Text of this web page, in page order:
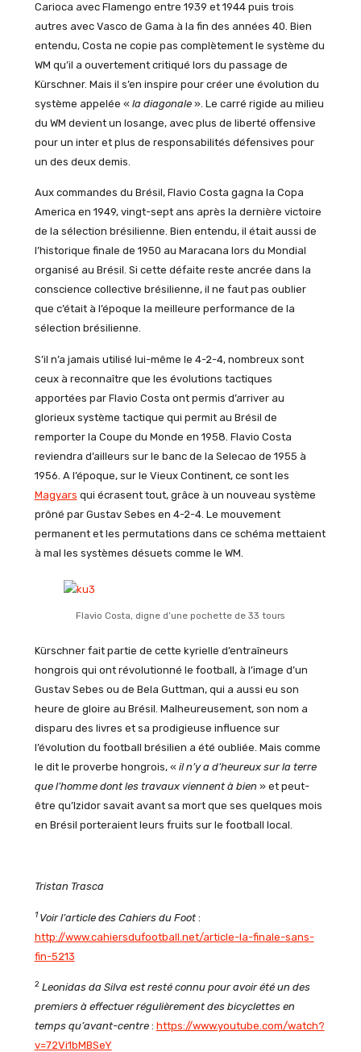
Carioca avec Flamengo entre 1939 et 1944 puis trois
autres avec Vasco de Gama à la fin des années 40. Bien
entendu, Costa ne copie pas complètement le système du
WM qu’il a ouvertement critiqué lors du passage de
Kürschner. Mais il s’en inspire pour créer une évolution du
système appelée « la diagonale». Le carré rigide au milieu
du WM devient un losange, avec plus de liberté offensive
pour un inter et plus de responsabilités défensives pour
un des deux demis.
Aux commandes du Brésil, Flavio Costa gagna la Copa
America en 1949, vingt-sept ans après la dernière victoire
de la sélection brésilienne. Bien entendu, il était aussi de
l’historique finale de 1950 au Maracana lors du Mondial
organisé au Brésil. Si cette défaite reste ancrée dans la
conscience collective brésilienne, il ne faut pas oublier
que c’était à l’époque la meilleure performance de la
sélection brésilienne.
S’il n’a jamais utilisé lui-même le 4-2-4, nombreux sont
ceux à reconnaître que les évolutions tactiques
apportées par Flavio Costa ont permis d’arriver au
glorieux système tactique qui permit au Brésil de
remporter la Coupe du Monde en 1958. Flavio Costa
reviendra d’ailleurs sur le banc de la Selecao de 1955 à
1956. A l’époque, sur le Vieux Continent, ce sont les
Magyars qui écrasent tout, grâce à un nouveau système
prôné par Gustav Sebes en 4-2-4. Le mouvement
permanent et les permutations dans ce schéma mettaient
à mal les systèmes désuets comme le WM.
Flavio Costa, digne d’une pochette de 33 tours
Kürschner fait partie de cette kyrielle d’entraîneurs
hongrois qui ont révolutionné le football, à l’image d’un
Gustav Sebes ou de Bela Guttman, qui a aussi eu son
heure de gloire au Brésil. Malheureusement, son nom a
disparu des livres et sa prodigieuse influence sur
l’évolution du football brésilien a été oubliée. Mais comme
le dit le proverbe hongrois, « il n’y a d’heureux sur la terre
que l’homme dont les travaux viennent à bien » et peut-
être qu’Izidor savait avant sa mort que ses quelques mois
en Brésil porteraient leurs fruits sur le football local.
Tristan Trasca
1Voir l’article des Cahiers du Foot :
http://www.cahiersdufootball.net/article-la-finale-sans-
fin-5213
2 Leonidas da Silva est resté connu pour avoir été un des
premiers à effectuer régulièrement des bicyclettes en
temps qu’avant-centre: https://www.youtube.com/watch?
v=72Vi1bMBSeY